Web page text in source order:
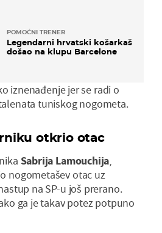
POMOĆNI TRENER
Legendarni hrvatski košarkaš
došao na klupu Barcelone
iznenađenje jer se radi o
tuniskog nogometa.
otkrio otac
Sabrija Lamouchija,
nogometašev otac uz
na SP-u još prerano.
ga je takav potez potpuno